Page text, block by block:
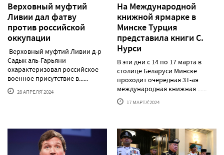
Верховный муфтий
Ливии дал фатву
против российской
оккупации
Верховный муфтий Ливии д-р
Садык аль-Гарьяни
охарактеризовал российское
военное присутствие в......
28 АПРЕЛЯ'2024
На Международной
книжной ярмарке в
Минске Турция
представила книги С.
Нурси
В эти дни с 14 по 17 марта в
столице Беларуси Минске
проходит очередная 31-ая
международная книжная ......
17 МАРТА'2024